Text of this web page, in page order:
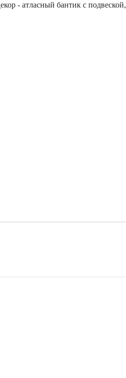
- атласный бантик с подвеской,